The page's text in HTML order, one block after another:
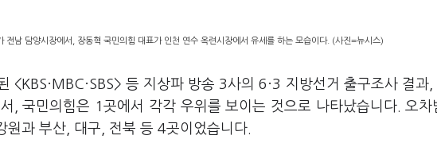
전남 담양시장에서, 장동혁 국민의힘 대표가 인천 연수 옥련시장에서 유세를 하는 모습이다. (사진=뉴시스)
<KBS·MBC·SBS> 등 지상파 방송 3사의 6·3 지방선거 출구조사 결과,
, 국민의힘은 1곳에서 각각 우위를 보이는 것으로 나타났습니다. 오차
과 부산, 대구, 전북 등 4곳이었습니다.